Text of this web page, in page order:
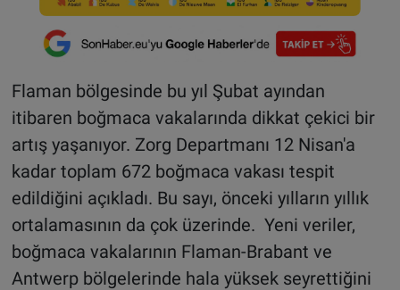
Flaman bölgesinde bu yıl Şubat ayından
itibaren boğmaca vakalarında dikkat çekici bir
artış yaşanıyor. Zorg Departmanı 12 Nisan'a
kadar toplam 672 boğmaca vakası tespit
edildiğini açıkladı. Bu sayı, önceki yılların yıllık
ortalamasının da çok üzerinde. Yeni veriler,
boğmaca vakalarının Flaman-Brabant ve
Antwerp bölgelerinde hala yüksek seyrettiğini